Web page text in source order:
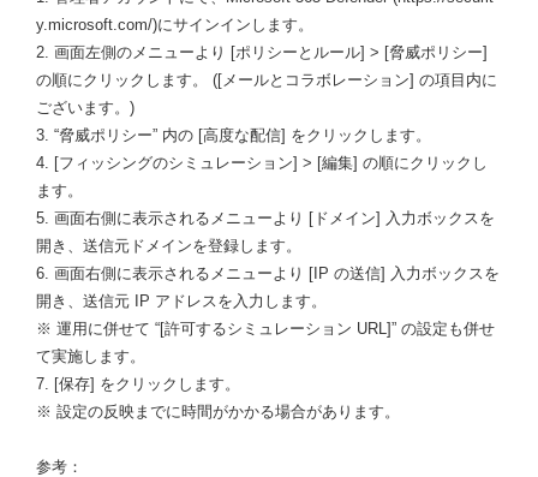
y.microsoft.com/)にサインインします。
2. 画面左側のメニューより [ポリシーとルール] > [脅威ポリシー]
の順にクリックします。 ([メールとコラボレーション] の項目内に
ございます。)
3. “脅威ポリシー” 内の [高度な配信] をクリックします。
4. [フィッシングのシミュレーション] > [編集] の順にクリックし
ます。
5. 画面右側に表示されるメニューより [ドメイン] 入力ボックスを
開き、送信元ドメインを登録します。
6. 画面右側に表示されるメニューより [IP の送信] 入力ボックスを
開き、送信元 IP アドレスを入力します。
※ 運用に併せて “[許可するシミュレーション URL]” の設定も併せ
て実施します。
7. [保存] をクリックします。
※ 設定の反映までに時間がかかる場合があります。
参考：